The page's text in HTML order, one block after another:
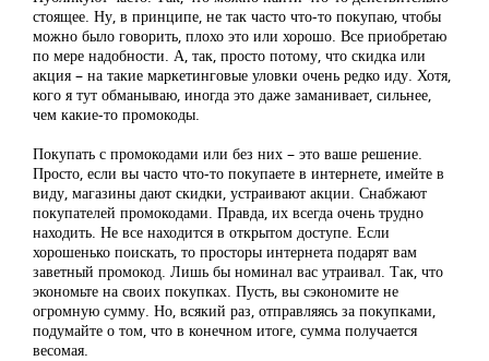
стоящее. Ну, в принципе, не так часто что-то покупаю, чтобы
можно было говорить, плохо это или хорошо. Все приобретаю
по мере надобности. А, так, просто потому, что скидка или
акция – на такие маркетинговые уловки очень редко иду. Хотя,
кого я тут обманываю, иногда это даже заманивает, сильнее,
чем какие-то промокоды.
Покупать с промокодами или без них – это ваше решение.
Просто, если вы часто что-то покупаете в интернете, имейте в
виду, магазины дают скидки, устраивают акции. Снабжают
покупателей промокодами. Правда, их всегда очень трудно
находить. Не все находится в открытом доступе. Если
хорошенько поискать, то просторы интернета подарят вам
заветный промокод. Лишь бы номинал вас утраивал. Так, что
экономьте на своих покупках. Пусть, вы сэкономите не
огромную сумму. Но, всякий раз, отправляясь за покупками,
подумайте о том, что в конечном итоге, сумма получается
весомая.